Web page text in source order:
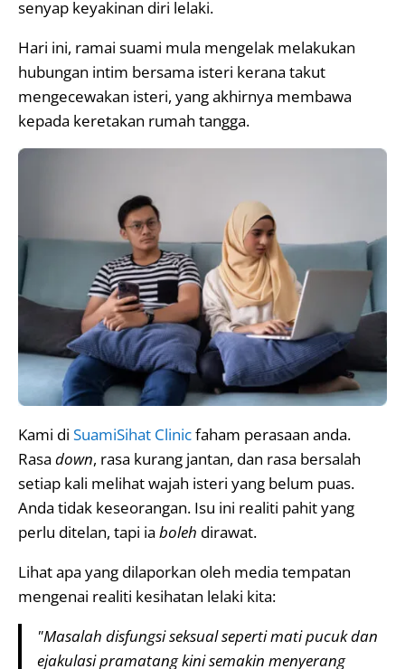
senyap keyakinan diri lelaki.
Hari ini, ramai suami mula mengelak melakukan
hubungan intim bersama isteri kerana takut
mengecewakan isteri, yang akhirnya membawa
kepada keretakan rumah tangga.
Kami di SuamiSihat Clinicfaham perasaan anda.
Rasa down, rasa kurang jantan, dan rasa bersalah
setiap kali melihat wajah isteri yang belum puas.
Anda tidak keseorangan. Isu ini realiti pahit yang
perlu ditelan, tapi ia boleh dirawat.
Lihat apa yang dilaporkan oleh media tempatan
mengenai realiti kesihatan lelaki kita:
"Masalah disfungsi seksual seperti mati pucuk dan
ejakulasi pramatang kini semakin menyerang